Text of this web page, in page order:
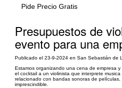
Pide Precio Gratis
Presupuestos de
evento para una
Publicado el 23-9-2024 en San Sebastián de
Estamos organizando una cena de empresa
el cocktail a un violinista que interprete
relacionado con bandas sonoras de
imprescindible.